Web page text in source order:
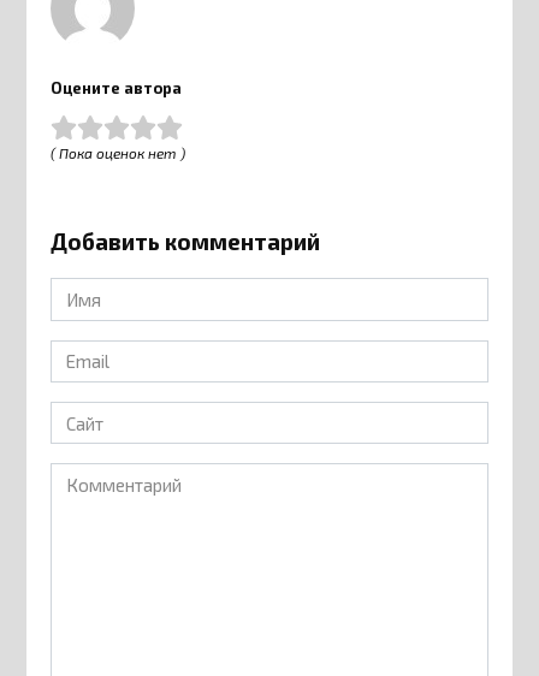
Оцените автора
( Пока оценок нет )
Добавить комментарий
Имя
*
Email
*
Сайт
Комментарий